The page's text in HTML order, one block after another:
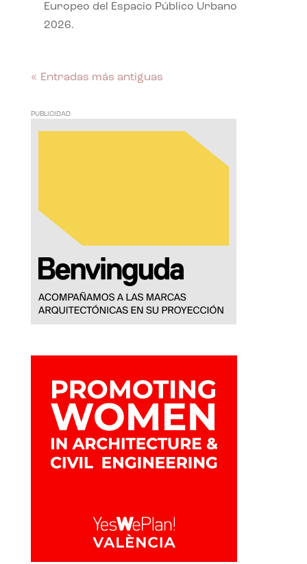
Europeo del Espacio Público Urbano
2026.
« Entradas más antiguas
PUBLICIDAD